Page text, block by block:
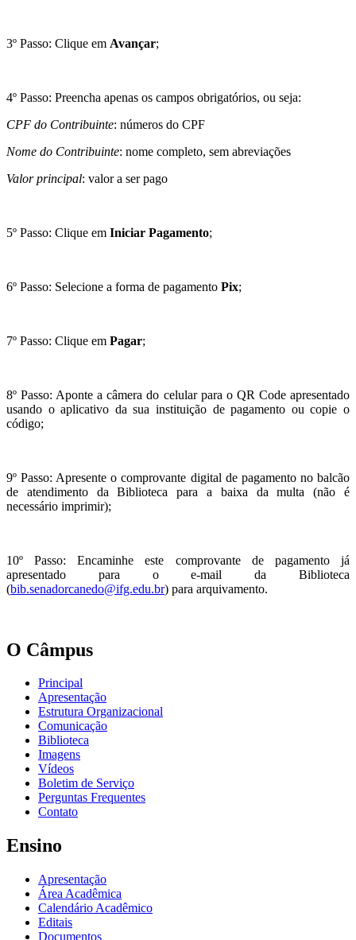
3º Passo: Clique em Avançar;
4º Passo: Preencha apenas os campos obrigatórios, ou seja:
CPF do Contribuinte: números do CPF
Nome do Contribuinte: nome completo, sem abreviações
Valor principal: valor a ser pago
5º Passo: Clique em Iniciar Pagamento;
6º Passo: Selecione a forma de pagamento Pix;
7º Passo: Clique em Pagar;
8º Passo: Aponte a câmera do celular para o QR Code apresentado
usando o aplicativo da sua instituição de pagamento ou copie o
código;
9º Passo: Apresente o comprovante digital de pagamento no balcão
de atendimento da Biblioteca para a baixa da multa (não é
necessário imprimir);
10º Passo: Encaminhe este comprovante de pagamento já
apresentado para o e-mail da Biblioteca
(bib.senadorcanedo@ifg.edu.br) para arquivamento.
O Câmpus
Principal
Apresentação
Estrutura Organizacional
Comunicação
Biblioteca
Imagens
Vídeos
Boletim de Serviço
Perguntas Frequentes
Contato
Ensino
Apresentação
Área Acadêmica
Calendário Acadêmico
Editais
Documentos